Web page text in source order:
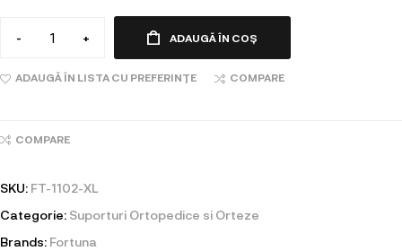
- + ADAUGĂ ÎN COȘ
ADAUGĂ ÎN LISTA CU PREFERINȚE COMPARE
COMPARE
SKU: FT-1102-XL
Categorie: Suporturi Ortopedice si Orteze
Brands: Fortuna